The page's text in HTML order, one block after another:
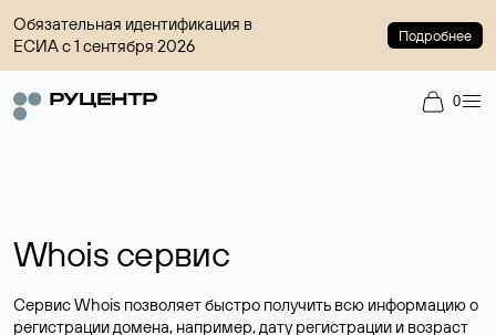
Обязательная идентификация в
ЕСИА с 1 сентября 2026
Подробнее
0
Whois сервис
Сервис Whois позволяет быстро получить всю информацию о
регистрации домена, например, дату регистрации и возраст